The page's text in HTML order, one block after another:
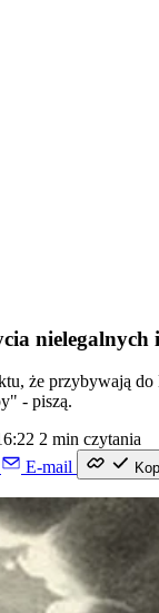
że przybywają
- piszą.
2 min czytania
E-mail